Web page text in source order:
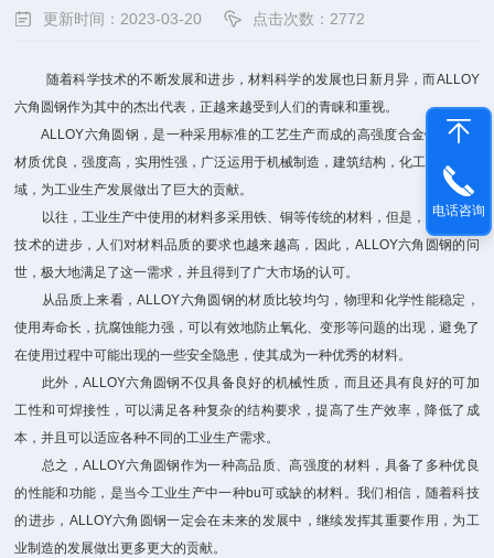
更新时间：2023-03-20 点击次数：2772
随着科学技术的不断发展和进步，材料科学的发展也日新月异，而ALLOY
六角圆钢作为其中的杰出代表，正越来越受到人们的青睐和重视。
ALLOY六角圆钢，是一种采用标准的工艺生产而成的高强度合金钢材料，
材质优良，强度高，实用性强，广泛运用于机械制造，建筑结构，化工等诸多领
域，为工业生产发展做出了巨大的贡献。
以往，工业生产中使用的材料多采用铁、铜等传统的材料，但是，随着科学
技术的进步，人们对材料品质的要求也越来越高，因此，ALLOY六角圆钢的问
世，极大地满足了这一需求，并且得到了广大市场的认可。
从品质上来看，ALLOY六角圆钢的材质比较均匀，物理和化学性能稳定，
使用寿命长，抗腐蚀能力强，可以有效地防止氧化、变形等问题的出现，避免了
在使用过程中可能出现的一些安全隐患，使其成为一种优秀的材料。
此外，ALLOY六角圆钢不仅具备良好的机械性质，而且还具有良好的可加
工性和可焊接性，可以满足各种复杂的结构要求，提高了生产效率，降低了成
本，并且可以适应各种不同的工业生产需求。
总之，ALLOY六角圆钢作为一种高品质、高强度的材料，具备了多种优良
的性能和功能，是当今工业生产中一种bu可或缺的材料。我们相信，随着科技
的进步，ALLOY六角圆钢一定会在未来的发展中，继续发挥其重要作用，为工
业制造的发展做出更多更大的贡献。
电话咨询